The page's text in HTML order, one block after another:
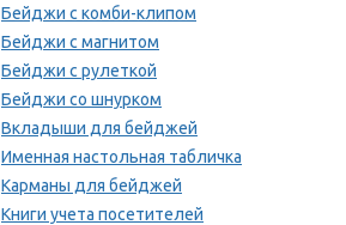
Бейджи с комби-клипом
Бейджи с магнитом
Бейджи с рулеткой
Бейджи со шнурком
Вкладыши для бейджей
Именная настольная табличка
Карманы для бейджей
Книги учета посетителей